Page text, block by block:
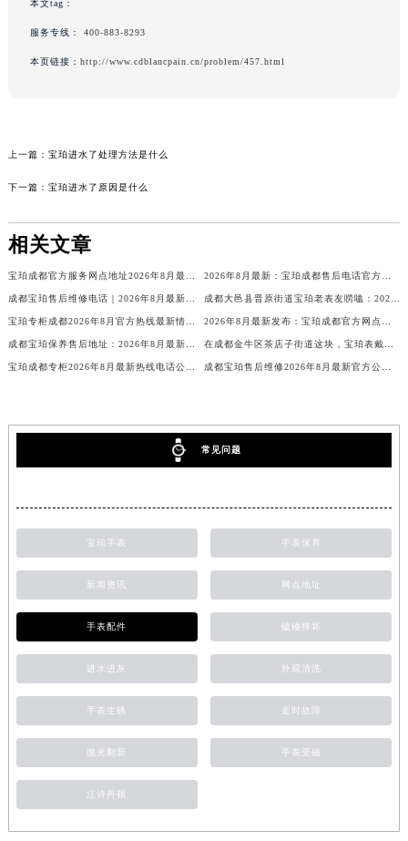
本文tag：
服务专线： 400-883-8293
本页链接： http://www.cdblancpain.cn/problem/457.html
上一篇： 宝珀进水了处理方法是什么
下一篇： 宝珀进水了原因是什么
相关文章
常见问题
宝珀手表 手表保养
新闻资讯 网点地址
手表配件 磕碰摔坏
进水进灰 外观清洗
手表生锈 走时故障
抛光翻新 手表受磁
江诗丹顿